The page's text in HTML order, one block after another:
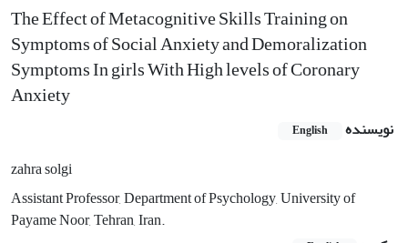
The Effect of Metacognitive Skills Training on
Symptoms of Social Anxiety and Demoralization
Symptoms In girls With High levels of Coronary
Anxiety
نویسنده English
zahra solgi
Assistant Professor, Department of Psychology, University of
Payame Noor, Tehran, Iran.